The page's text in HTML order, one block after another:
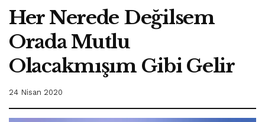
Her Nerede Değilsem
Orada Mutlu
Olacakmışım Gibi Gelir
24 Nisan 2020